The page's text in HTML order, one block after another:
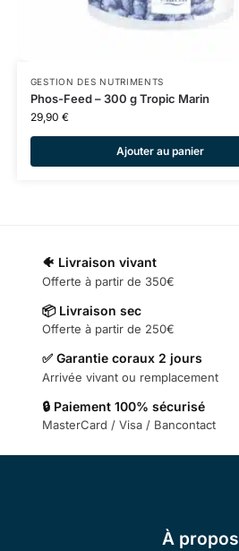
GESTION DES NUTRIMENTS
Phos-Feed – 300 g Tropic Marin
29,90 €
Ajouter au panier
🐠 Livraison vivant
Offerte à partir de 350€
📦 Livraison sec
Offerte à partir de 250€
✅ Garantie coraux 2 jours
Arrivée vivant ou remplacement
🔒 Paiement 100% sécurisé
MasterCard / Visa / Bancontact
À propos